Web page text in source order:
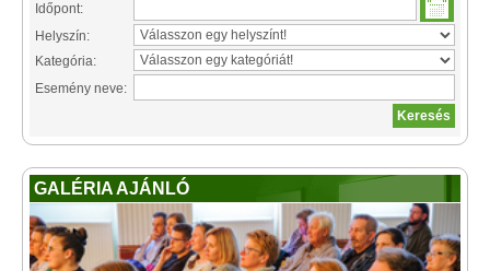
Időpont:
Helyszín:
Kategória:
Esemény neve:
GALÉRIA AJÁNLÓ